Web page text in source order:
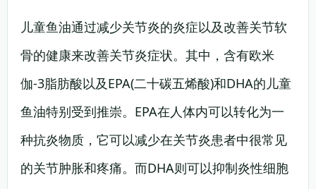
儿童鱼油通过减少关节炎的炎症以及改善关节软
骨的健康来改善关节炎症状。其中，含有欧米
伽-3脂肪酸以及EPA(二十碳五烯酸)和DHA的儿童
鱼油特别受到推崇。EPA在人体内可以转化为一
种抗炎物质，它可以减少在关节炎患者中很常见
的关节肿胀和疼痛。而DHA则可以抑制炎性细胞